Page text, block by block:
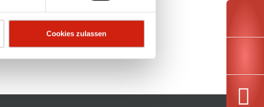
Cookies zulassen